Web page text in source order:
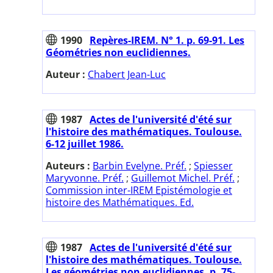
1990 Repères-IREM. N° 1. p. 69-91. Les
Géométries non euclidiennes.
Auteur : Chabert Jean-Luc
1987 Actes de l'université d'été sur
l'histoire des mathématiques. Toulouse.
6-12 juillet 1986.
Auteurs : Barbin Evelyne. Préf. ; Spiesser
Maryvonne. Préf. ; Guillemot Michel. Préf. ;
Commission inter-IREM Epistémologie et
histoire des Mathématiques. Ed.
1987 Actes de l'université d'été sur
l'histoire des mathématiques. Toulouse.